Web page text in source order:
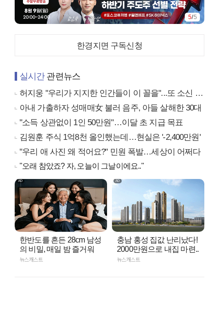
5/5
한경지면 구독신청
실시간관련뉴스
허지웅 "우리가 지지한 인간들이 이 꼴을"...또 소신 발언
아내 가출하자 성매매女 불러 음주, 아들 살해한 30대
"소득 상관없이 1인 50만원"…이달 초 지급 목표
김원훈 주식 1억8천 올인했는데…현실은 '-2,400만원'
"우리 애 사진 왜 적어요?" 민원 폭발…세상이 어쩌다
"오래 참았죠? 자, 오늘이 그날이에요.."
한반도를 흔든 28cm 남성
의 비밀, 매일 밤 즐거워
뉴스캐스트
충남 홍성 집값 난리났다!
2000만원으로 내집 마련..
뉴스캐스트